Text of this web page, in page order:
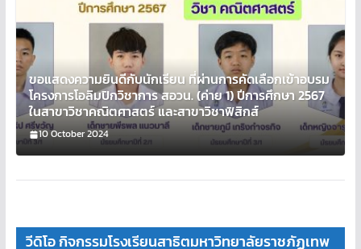
ขอแสดงความยินดีกับนักเรียน ที่ผ่านการคัดเลือกเข้าอบรม
โครงการโอลิมปิกวิชาการ สอวน. (ค่าย 1) ปีการศึกษา 2567
ในสาขาวิชาคณิตศาสตร์ และสาขาวิชาฟิสิกส์
10 October 2024
วีดิโอ กิจกรรมโรงเรียนสาธิตมหาวิทยาลัยราชภัฏเทพ